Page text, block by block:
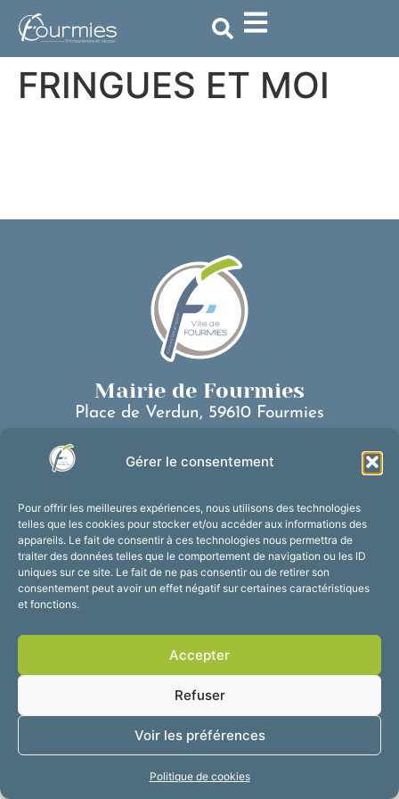
Gérer le consentement
Pour offrir les meilleures expériences, nous utilisons des technologies
telles que les cookies pour stocker et/ou accéder aux informations des
appareils. Le fait de consentir à ces technologies nous permettra de
traiter des données telles que le comportement de navigation ou les ID
uniques sur ce site. Le fait de ne pas consentir ou de retirer son
consentement peut avoir un effet négatif sur certaines caractéristiques
et fonctions.
Accepter
Refuser
Voir les préférences
Politique de cookies
principal
FRINGUES ET MOI
Mairie de Fourmies
Place de Verdun, 59610 Fourmies
Nous contacter
Du lundi au vendredi :
de 8h30 à 12h et de 13h30 à 17h30
Suivez-nous !
Mentions légales
Plan du site
Confidentialité
2025 © Propulsé par
Utopia